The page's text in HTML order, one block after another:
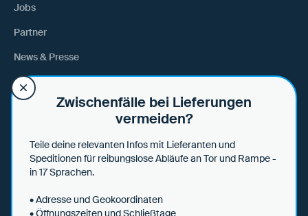
Jobs
Partner
News & Presse
Anfahrt
Hilfe & Tipps
Datensicherheit
Zwischenfälle bei Lieferungen
vermeiden?
Teile deine relevanten Infos mit Lieferanten und
Speditionen für reibungslose Abläufe an Tor und Rampe -
in 17 Sprachen.
• Adresse und Geokoordinaten
• Öffnungszeiten und Schließtage